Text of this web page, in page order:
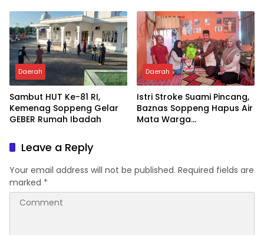
Daerah
Sambut HUT Ke-81 RI,
Kemenag Soppeng Gelar
GEBER Rumah Ibadah
Daerah
Istri Stroke Suami Pincang,
Baznas Soppeng Hapus Air
Mata Warga
Leave a Reply
Your email address will not be published. Required fields are
marked *